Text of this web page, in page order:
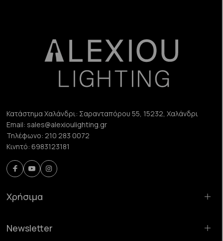
Κατάστημα Χαλάνδρι: Σαρανταπόρου 55, 15232, Χαλάνδρι
Email: sales@alexioulighting.gr
Τηλέφωνο: 210 283 0072
Κινητό: 6983123181
Χρήσιμα
Newsletter